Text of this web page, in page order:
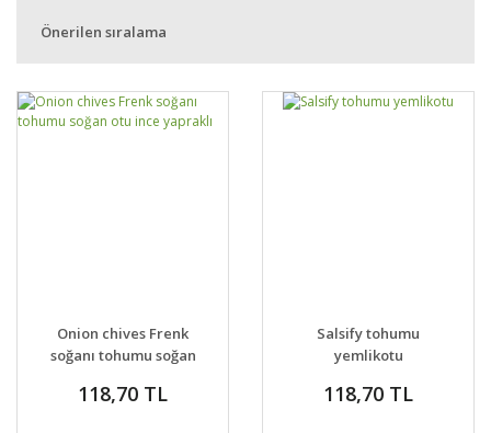
Onion chives Frenk
soğanı tohumu soğan
118,70 TL
Salsify tohumu
yemlikotu
118,70 TL